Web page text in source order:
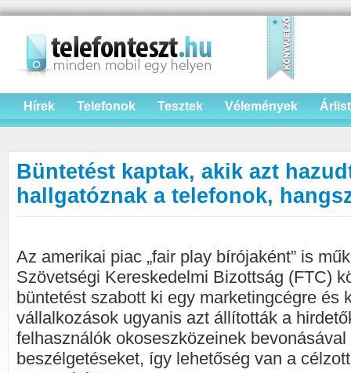
Hírek Telefonok Tesztek Vélemények
Büntetést kaptak, akik azt
hallgatóznak a telefonok,
Az amerikai piac „fair play bírójaként” is
Szövetségi Kereskedelmi Bizottság (FTC)
büntetést szabott ki egy marketingcégre és
vállalkozások ugyanis azt állították a
felhasználók okoseszközeinek
beszélgetéseket, így lehetőség van a